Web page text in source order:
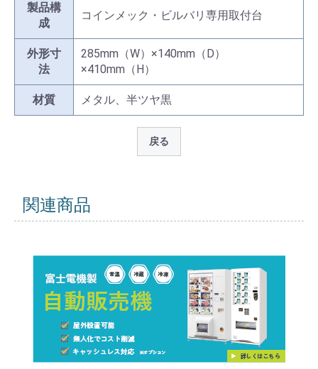
製品構
成
コインメック・ビルバリ専用取付台
外形寸
法
285mm（W）×140mm（D）
×410mm（H）
材質 メタル、半ツヤ黒
戻る